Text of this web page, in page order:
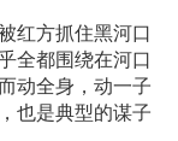
红方抓住黑河口
全都围绕在河口
动全身，动一子
也是典型的谋子